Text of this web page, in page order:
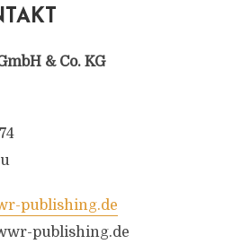
& Co. KG
publishing.de
publishing.de